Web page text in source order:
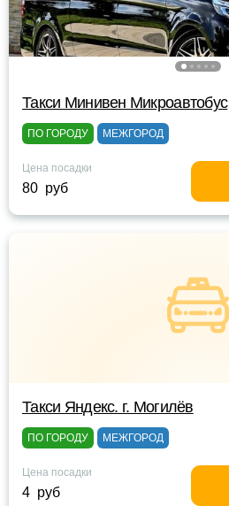
Такси Минивен Микроавтобус
ПО ГОРОДУ МЕЖГОРОД
Цена посадки
80 руб
Такси Яндекс. г. Могилёв
ПО ГОРОДУ МЕЖГОРОД
Цена посадки
4 руб